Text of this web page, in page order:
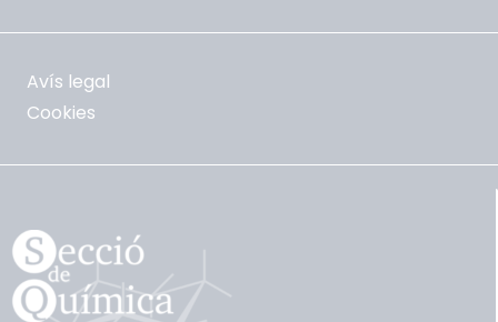
Avís legal
Cookies